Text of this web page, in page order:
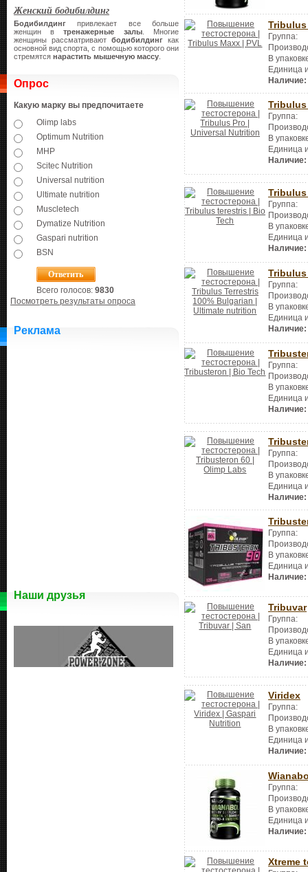
Женский бодибилдинг
Бодибилдинг привлекает все больше
женщин втренажерные залы. Многие
женщины рассматривают бодибилдинг как
основной вид спорта, с помощью которого они
стремятся нарастить мышечную массу
Опрос
Какую марку вы предпочитаете
Olimp labs
Optimum Nutrition
MHP
Scitec Nutrition
Universal nutrition
Ultimate nutrition
Muscletech
Dymatize Nutrition
Gaspari nutrition
BSN
Всего голосов: 9830
Посмотреть результаты опроса
Реклама
Наши друзья
Группа:
В
Единица
Наличие:
Tribulus
Группа:
В
Единица
Наличие:
Группа:
В
Единица
Наличие:
Tribulus
Группа:
В
Единица
Наличие:
Группа:
В
Единица
Наличие:
Группа:
В
Единица
Наличие:
Группа:
В
Единица
Наличие:
Tribuvar
Группа:
В
Единица
Наличие:
Viridex
Группа:
В
Единица
Наличие:
Группа:
В
Единица
Наличие:
Xtreme